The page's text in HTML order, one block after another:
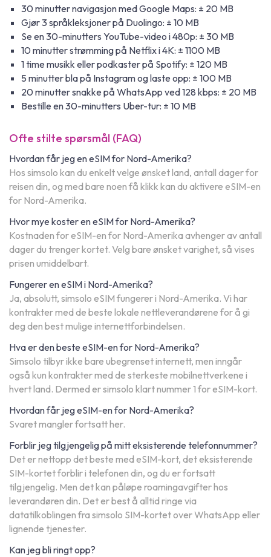
30 minutter navigasjon med Google Maps: ± 20 MB
Gjør 3 språkleksjoner på Duolingo: ± 10 MB
Se en 30-minutters YouTube-video i 480p: ± 30 MB
10 minutter strømming på Netflix i 4K: ± 1100 MB
1 time musikk eller podkaster på Spotify: ± 120 MB
5 minutter bla på Instagram og laste opp: ± 100 MB
20 minutter snakke på WhatsApp ved 128 kbps: ± 20 MB
Bestille en 30-minutters Uber-tur: ± 10 MB
Ofte stilte spørsmål (FAQ)
Hvordan får jeg en eSIM for Nord-Amerika?
Hos simsolo kan du enkelt velge ønsket land, antall dager for
reisen din, og med bare noen få klikk kan du aktivere eSIM-en
for Nord-Amerika.
Hvor mye koster en eSIM for Nord-Amerika?
Kostnaden for eSIM-en for Nord-Amerika avhenger av antall
dager du trenger kortet. Velg bare ønsket varighet, så vises
prisen umiddelbart.
Fungerer en eSIM i Nord-Amerika?
Ja, absolutt, simsolo eSIM fungerer i Nord-Amerika. Vi har
kontrakter med de beste lokale nettleverandørene for å gi
deg den best mulige internettforbindelsen.
Hva er den beste eSIM-en for Nord-Amerika?
Simsolo tilbyr ikke bare ubegrenset internett, men inngår
også kun kontrakter med de sterkeste mobilnettverkene i
hvert land. Dermed er simsolo klart nummer 1 for eSIM-kort.
Hvordan får jeg eSIM-en for Nord-Amerika?
Svaret mangler fortsatt her.
Forblir jeg tilgjengelig på mitt eksisterende telefonnummer?
Det er nettopp det beste med eSIM-kort, det eksisterende
SIM-kortet forblir i telefonen din, og du er fortsatt
tilgjengelig. Men det kan påløpe roamingavgifter hos
leverandøren din. Det er best å alltid ringe via
datatilkoblingen fra simsolo SIM-kortet over WhatsApp eller
lignende tjenester.
Kan jeg bli ringt opp?